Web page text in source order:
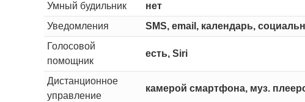
Умный будильник
нет
Уведомления
SMS, email, календарь,
Голосовой
помощник
есть, Siri
Дистанционное
управление
камерой смартфона, муз.